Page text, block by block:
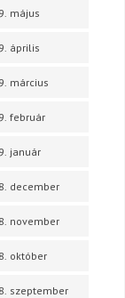
május
április
március
február
január
december
november
október
szeptember